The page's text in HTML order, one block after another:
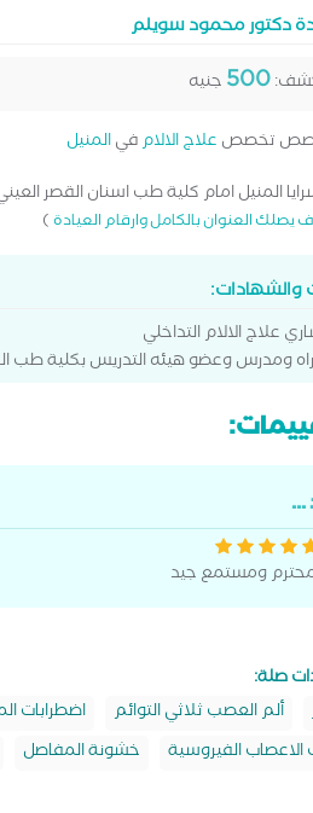
دكتور محمود سويلم
500 جنيه
تخصص علاج الالامفيالمنيل
المنيل امام كلية طب اسنان القصر
العنوان بالكامل وارقام العيادة)
والشهادات:
علاج الالام التداخلي
ومدرس وعضو هيئه التدريس بكلية طب
ومستمع جيد
صلة:
ألم العصب ثلاثي التوائم اضطرابات
الاعصاب الفيروسية
خشونة المفاصل